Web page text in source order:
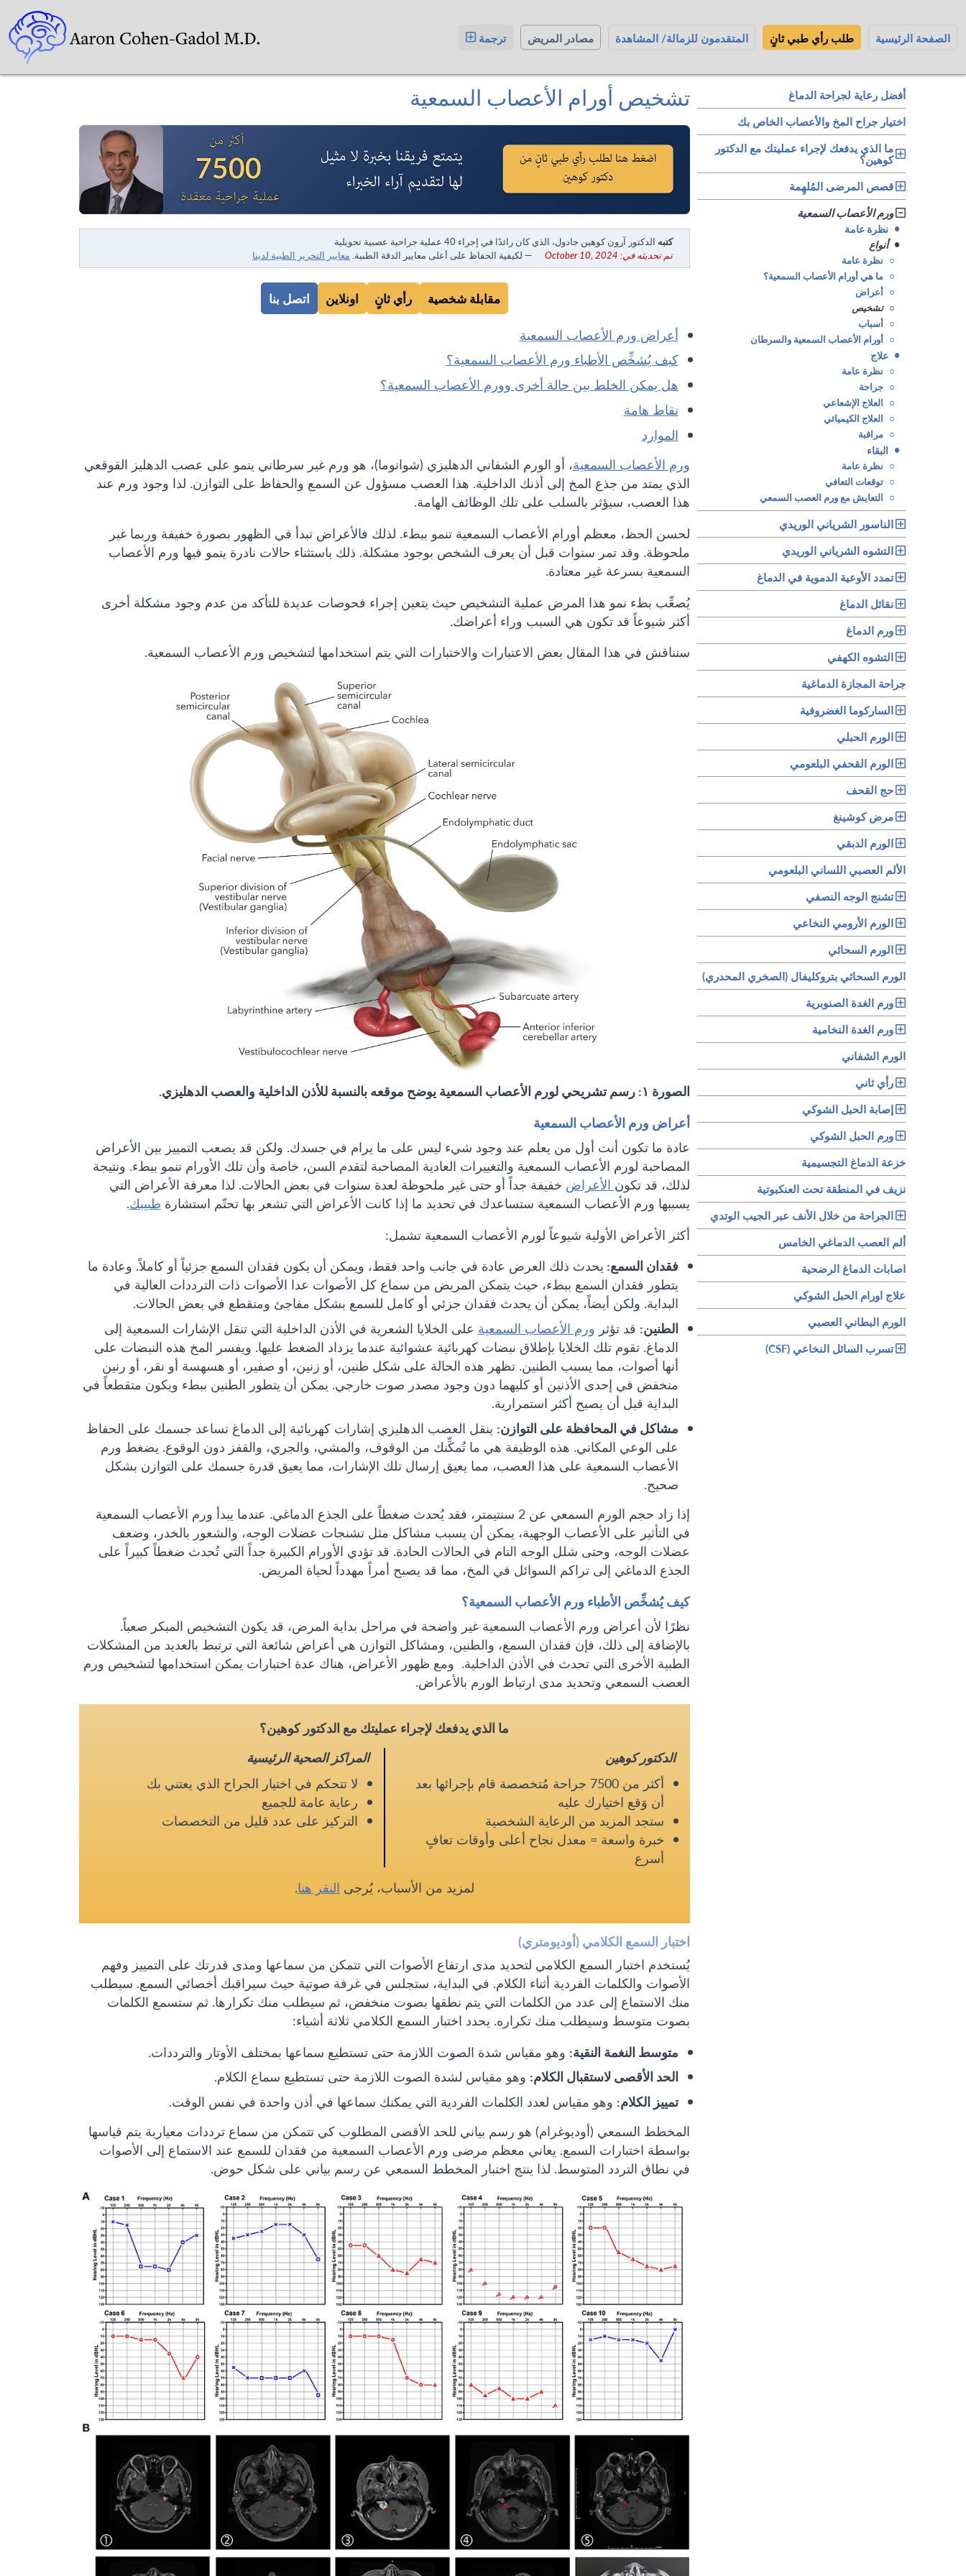
الصفحة الرئيسية طلب رأي طبي ثانٍ المتقدمون للزمالة/ المشاهدة مصادر المريض ترجمة
أفضل رعاية لجراحة الدماغ
اختيار جراح المخ والأعصاب الخاص بك
ما الذي يدفعك لإجراء عمليتك مع الدكتور
كوهين؟
قصص المرضى المُلهِمة
ورم الأعصاب السمعية
• نظرة عامة
• أنواع
○ نظرة عامة
○ ما هي أورام الأعصاب السمعية؟
○ أعراض
○ تشخيص
○ أسباب
○ أورام الأعصاب السمعية والسرطان
• علاج
○ نظرة عامة
○ جراحة
○ العلاج الإشعاعي
○ العلاج الكيميائي
○ مراقبة
• البقاء
○ نظرة عامة
○ توقعات التعافي
○ التعايش مع ورم العصب السمعي
الناسور الشرياني الوريدي
التشوه الشرياني الوريدي
تمدد الأوعية الدموية في الدماغ
نقائل الدماغ
ورم الدماغ
التشوه الكهفي
جراحة المجازة الدماغية
الساركوما الغضروفية
الورم الحبلي
الورم القحفي البلعومي
حج القحف
مرض كوشينغ
الورم الدبقي
الألم العصبي اللساني البلعومي
تشنج الوجه النصفي
الورم الأرومي النخاعي
الورم السحائي
الورم السحائي بتروكليفال (الصخري المحدري)
ورم الغدة الصنوبرية
ورم الغدة النخامية
الورم الشفاني
رأي ثاني
إصابة الحبل الشوكي
ورم الحبل الشوكي
خزعة الدماغ التجسيمية
نزيف في المنطقة تحت العنكبوتية
الجراحة من خلال الأنف عبر الجيب الوتدي
ألم العصب الدماغي الخامس
اصابات الدماغ الرضحية
علاج اورام الحبل الشوكي
الورم البطاني العصبي
تسرب السائل النخاعي (CSF)
تشخيص أورام الأعصاب السمعية
كتبه الدكتور آرون كوهين جادول، الذي كان رائدًا في إجراء 40 عملية جراحية عصبية تحويلية
تم تحديثه في: October 10, 2024
— لكيفية الحفاظ على أعلى معايير الدقة الطبية. معايير التحرير الطبية لدينا
مقابلة شخصية رأي ثانٍ اونلاين اتصل بنا
أعراض ورم الأعصاب السمعية
كيف يُشخِّص الأطباء ورم الأعصاب السمعية؟
هل يمكن الخلط بين حالة أخرى وورم الأعصاب السمعية؟
نقاط هامة
الموارد
ورم الأعصاب السمعية، أو الورم الشفاني الدهليزي (شوانوما)، هو ورم غير سرطاني ينمو على عصب الدهليز القوقعي
الذي يمتد من جذع المخ إلى أذنك الداخلية. هذا العصب مسؤول عن السمع والحفاظ على التوازن. لذا وجود ورم عند
هذا العصب، سيؤثر بالسلب على تلك الوظائف الهامة.
لحسن الحظ، معظم أورام الأعصاب السمعية تنمو ببطء. لذلك فالأعراض تبدأ في الظهور بصورة خفيفة وربما غير
ملحوظة. وقد تمر سنوات قبل أن يعرف الشخص بوجود مشكلة. ذلك باستثناء حالات نادرة ينمو فيها ورم الأعصاب
السمعية بسرعة غير معتادة.
يُصعِّب بطء نمو هذا المرض عملية التشخيص حيث يتعين إجراء فحوصات عديدة للتأكد من عدم وجود مشكلة أخرى
أكثر شيوعاً قد تكون هي السبب وراء أعراضك.
سنناقش في هذا المقال بعض الاعتبارات والاختبارات التي يتم استخدامها لتشخيص ورم الأعصاب السمعية.
الصورة ١: رسم تشريحي لورم الأعصاب السمعية يوضح موقعه بالنسبة للأذن الداخلية والعصب الدهليزي.
أعراض ورم الأعصاب السمعية
عادة ما تكون أنت أول من يعلم عند وجود شيء ليس على ما يرام في جسدك. ولكن قد يصعب التمييز بين الأعراض
المصاحبة لورم الأعصاب السمعية والتغييرات العادية المصاحبة لتقدم السن، خاصة وأن تلك الأورام تنمو ببطء. ونتيجة
لذلك، قد تكون الأعراض خفيفة جداً أو حتى غير ملحوظة لعدة سنوات في بعض الحالات. لذا معرفة الأعراض التي
يسببها ورم الأعصاب السمعية ستساعدك في تحديد ما إذا كانت الأعراض التي تشعر بها تحتّم استشارة طبيبك.
أكثر الأعراض الأولية شيوعاً لورم الأعصاب السمعية تشمل:
فقدان السمع: يحدث ذلك العرض عادة في جانب واحد فقط، ويمكن أن يكون فقدان السمع جزئياً أو كاملاً. وعادة ما
يتطور فقدان السمع ببطء، حيث يتمكن المريض من سماع كل الأصوات عدا الأصوات ذات الترددات العالية في
البداية. ولكن أيضاً، يمكن أن يحدث فقدان جزئي أو كامل للسمع بشكل مفاجئ ومتقطع في بعض الحالات.
الطنين: قد تؤثر ورم الأعصاب السمعية على الخلايا الشعرية في الأذن الداخلية التي تنقل الإشارات السمعية إلى
الدماغ. تقوم تلك الخلايا بإطلاق نبضات كهربائية عشوائية عندما يزداد الضغط عليها. ويفسر المخ هذه النبضات على
أنها أصوات، مما يسبب الطنين. تظهر هذه الحالة على شكل طنين، أو زنين، أو صفير، أو هسهسة أو نقر، أو رنين
منخفض في إحدى الأذنين أو كليهما دون وجود مصدر صوت خارجي. يمكن أن يتطور الطنين ببطء ويكون متقطعاً في
البداية قبل أن يصبح أكثر استمرارية.
مشاكل في المحافظة على التوازن: ينقل العصب الدهليزي إشارات كهربائية إلى الدماغ تساعد جسمك على الحفاظ
على الوعي المكاني. هذه الوظيفة هي ما تُمكِّنك من الوقوف، والمشي، والجري، والقفز دون الوقوع. يضغط ورم
الأعصاب السمعية على هذا العصب، مما يعيق إرسال تلك الإشارات، مما يعيق قدرة جسمك على التوازن بشكل
صحيح.
إذا زاد حجم الورم السمعي عن 2 سنتيمتر، فقد يُحدث ضغطاً على الجذع الدماغي. عندما يبدأ ورم الأعصاب السمعية
في التأثير على الأعصاب الوجهية، يمكن أن يسبب مشاكل مثل تشنجات عضلات الوجه، والشعور بالخدر، وضعف
عضلات الوجه، وحتى شلل الوجه التام في الحالات الحادة. قد تؤدي الأورام الكبيرة جداً التي تُحدث ضغطاً كبيراً على
الجذع الدماغي إلى تراكم السوائل في المخ، مما قد يصبح أمراً مهدداً لحياة المريض.
كيف يُشخِّص الأطباء ورم الأعصاب السمعية؟
نظرًا لأن أعراض ورم الأعصاب السمعية غير واضحة في مراحل بداية المرض، قد يكون التشخيص المبكر صعباً.
بالإضافة إلى ذلك، فإن فقدان السمع، والطنين، ومشاكل التوازن هي أعراض شائعة التي ترتبط بالعديد من المشكلات
الطبية الأخرى التي تحدث في الأذن الداخلية. ومع ظهور الأعراض، هناك عدة اختبارات يمكن استخدامها لتشخيص ورم
العصب السمعي وتحديد مدى ارتباط الورم بالأعراض.
ما الذي يدفعك لإجراء عمليتك مع الدكتور كوهين؟
الدكتور كوهين
أكثر من 7500 جراحة مُتخصصة قام بإجرائها بعد
أن وَقع اختيارك عليه
ستجد المزيد من الرعاية الشخصية
خبرة واسعة = معدل نجاح أعلى وأوقات تعافٍ
أسرع
المراكز الصحية الرئيسية
لا تتحكم في اختيار الجراح الذي يعتني بك
رعاية عامة للجميع
التركيز على عدد قليل من التخصصات
لمزيد من الأسباب، يُرجى النقر هنا.
اختبار السمع الكلامي (أوديومتري)
يُستخدم اختبار السمع الكلامي لتحديد مدى ارتفاع الأصوات التي تتمكن من سماعها ومدى قدرتك على التمييز وفهم
الأصوات والكلمات الفردية أثناء الكلام. في البداية، ستجلس في غرفة صوتية حيث سيراقبك أخصائي السمع. سيطلب
منك الاستماع إلى عدد من الكلمات التي يتم نطقها بصوت منخفض، ثم سيطلب منك تكرارها. ثم ستسمع الكلمات
بصوت متوسط وسيطلب منك تكراره. يحدد اختبار السمع الكلامي ثلاثة أشياء:
متوسط النغمة النقية: وهو مقياس شدة الصوت اللازمة حتى تستطيع سماعها بمختلف الأوتار والترددات.
الحد الأقصى لاستقبال الكلام: وهو مقياس لشدة الصوت اللازمة حتى تستطيع سماع الكلام.
تمييز الكلام: وهو مقياس لعدد الكلمات الفردية التي يمكنك سماعها في أذن واحدة في نفس الوقت.
المخطط السمعي (أوديوغرام) هو رسم بياني للحد الأقصى المطلوب كي تتمكن من سماع ترددات معيارية يتم قياسها
بواسطة اختبارات السمع. يعاني معظم مرضى ورم الأعصاب السمعية من فقدان للسمع عند الاستماع إلى الأصوات
في نطاق التردد المتوسط. لذا ينتج اختبار المخطط السمعي عن رسم بياني على شكل حوض.